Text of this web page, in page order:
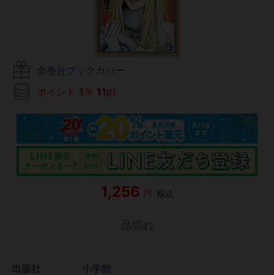
全巻分ブックカバー
ポイント 1 ％ 11pt
1,256 円 税込
小学館